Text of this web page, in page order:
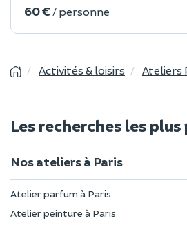
60 € / personne
Activités & loisirs Ateliers
Les recherches les
Nos ateliers à Paris
Atelier parfum à Paris
Atelier peinture à Paris